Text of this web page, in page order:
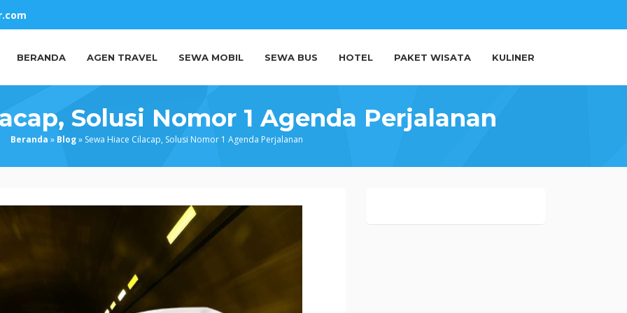
BERANDA AGEN TRAVEL SEWA MOBIL SEWA BUS HOTEL PAKET WISATA KULINER
Solusi Nomor 1 Agenda Perjalanan
Beranda » Blog» Sewa Hiace Cilacap, Solusi Nomor 1 Agenda Perjalanan